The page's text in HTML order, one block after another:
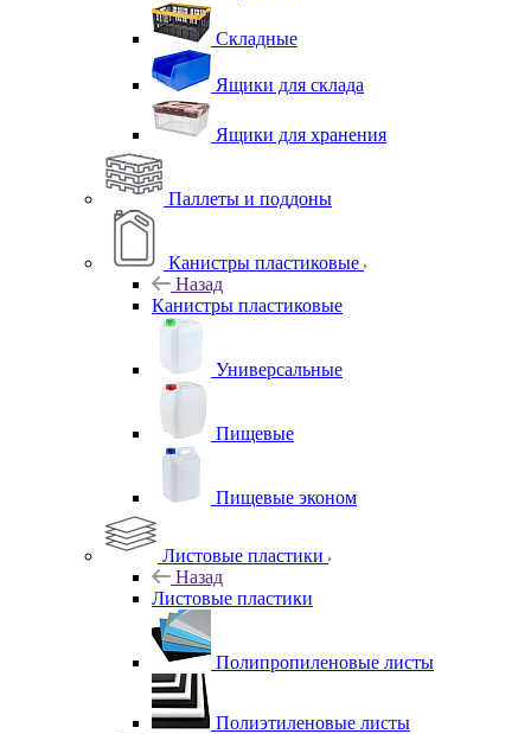
Складные
Ящики для склада
Ящики для хранения
Паллеты и поддоны
Канистры пластиковые
Назад
Канистры пластиковые
Универсальные
Пищевые
Пищевые эконом
Листовые пластики
Назад
Листовые пластики
Полипропиленовые листы
Полиэтиленовые листы